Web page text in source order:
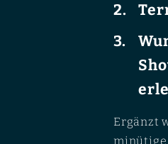
Ergänzt
minütige